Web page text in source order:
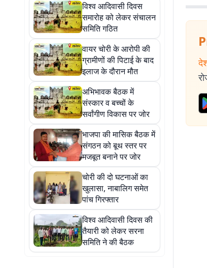
विश्व आदिवासी दिवस
समारोह को लेकर संचालन
समिति गठित
वायर चोरी के आरोपी की
ग्रामीणों की पिटाई के बाद
इलाज के दौरान मौत
अभिभावक बैठक में
संस्कार व बच्चों के
सर्वांगीण विकास पर जोर
भाजपा की मासिक बैठक में
संगठन को बूथ स्तर पर
मजबूत बनाने पर जोर
चोरी की दो घटनाओं का
खुलासा, नाबालिग समेत
पांच गिरफ्तार
विश्व आदिवासी दिवस की
तैयारी को लेकर सरना
समिति ने की बैठक